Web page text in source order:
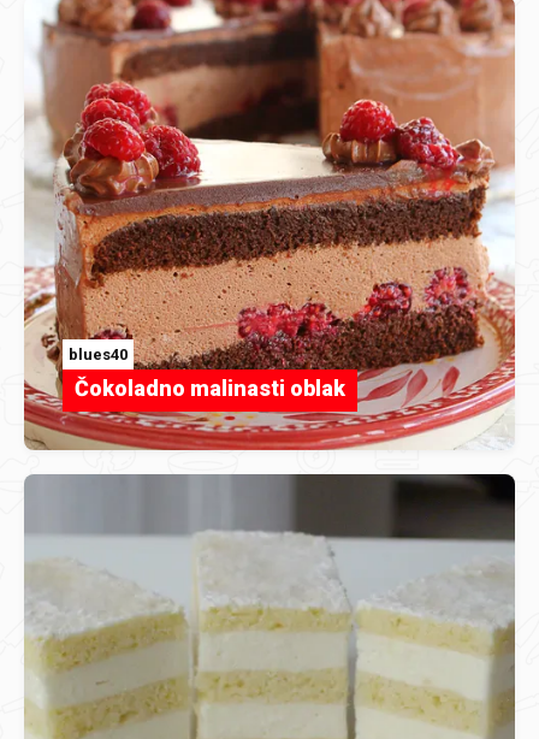
blues40
Čokoladno malinasti oblak